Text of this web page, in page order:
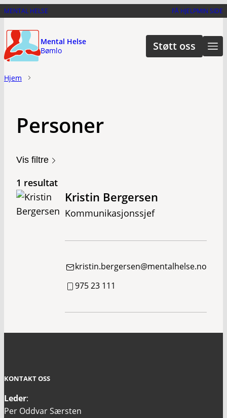
Hopp
hovedinnhold
MENTAL HELSE FÅ HJELPMIN SIDE
Mental Helse
Bømlo
Støtt oss
Hjem
Personer
Vis filtre
1 resultat
Kristin Bergersen
Kommunikasjonssjef
kristin.bergersen@mentalhelse.no
975 23 111
KONTAKT OSS
Leder:
Per Oddvar Særsten